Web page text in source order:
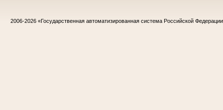
2006-2026 «Государственная автоматизированная система Российской